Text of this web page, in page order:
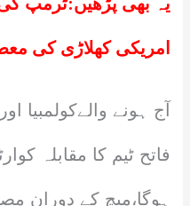
امریکی کھلاڑی کی
آج ہونے والےکولمبیا
فاتح ٹیم کا مقابلہ
ہوگا،میچ کے دوران